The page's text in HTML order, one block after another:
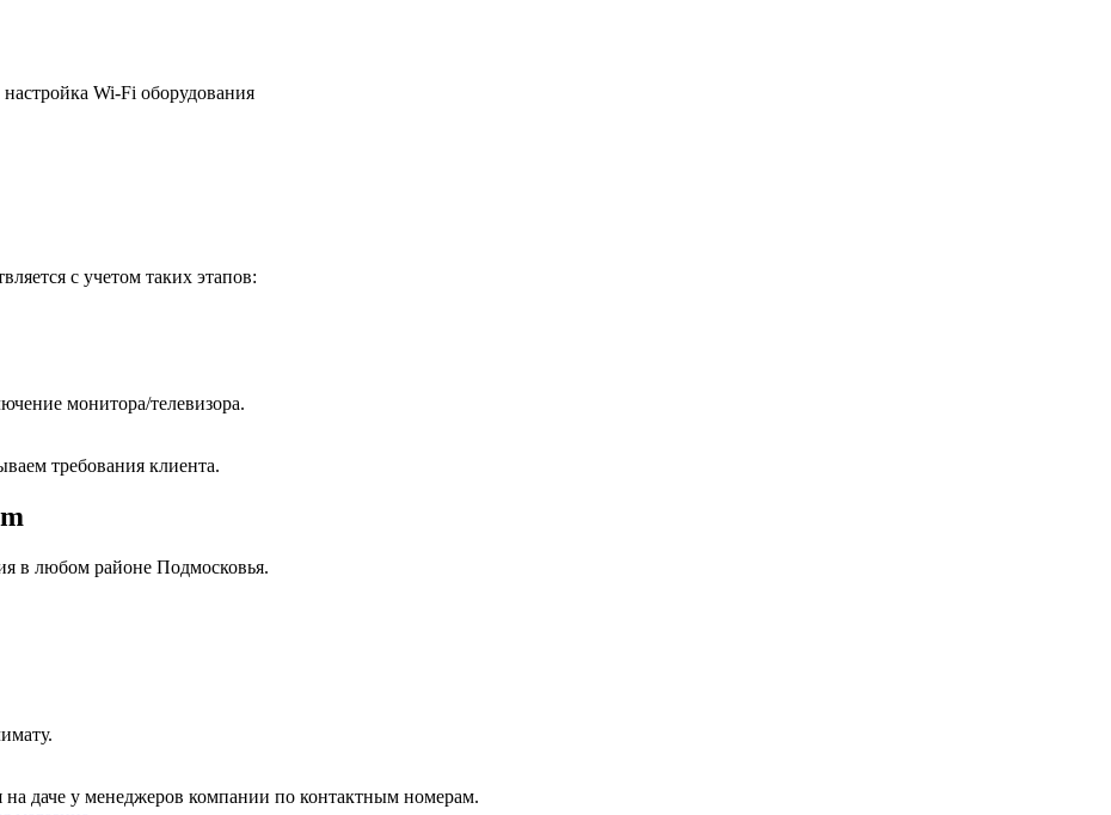
Wi-Fi оборудования
с учетом таких этапов:
монитора/телевизора.
требования клиента.
в любом районе Подмосковья.
на даче у менеджеров компании по контактным номерам.